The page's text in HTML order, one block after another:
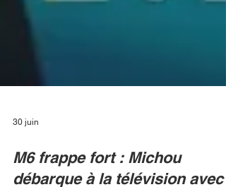
M6 frappe fort : Michou